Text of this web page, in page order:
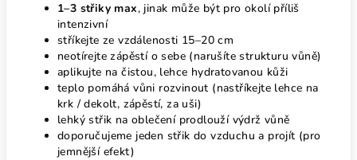
1–3 střiky max, jinak může být pro okolí příliš
intenzivní
stříkejte ze vzdálenosti 15–20 cm
neotírejte zápěstí o sebe (narušíte strukturu vůně)
aplikujte na čistou, lehce hydratovanou kůži
teplo pomáhá vůni rozvinout (nastříkejte lehce na
krk / dekolt, zápěstí, za uši)
lehký střik na oblečení prodlouží výdrž vůně
doporučujeme jeden střik do vzduchu a projít (pro
jemnější efekt)